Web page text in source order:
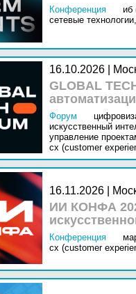
Конференция иб
сетевые технологии,
16.10.2026 |
GLOBAL
Форум
искусственный
управление
cx (customer
16.11.2026 |
ИИ КОНФА
Конференция
cx (customer